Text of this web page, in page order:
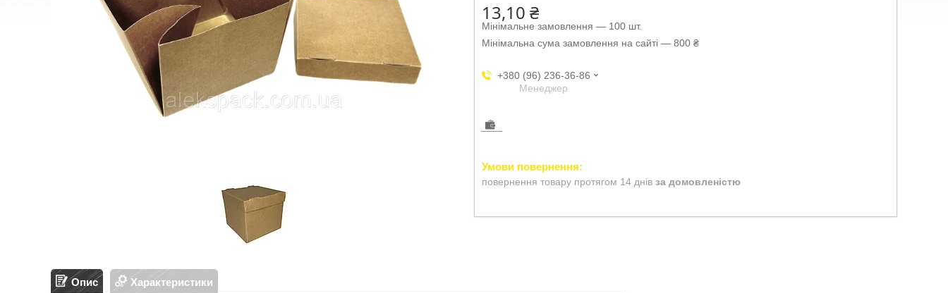
13,10 ₴
Мінімальне замовлення — 100 шт.
Мінімальна сума замовлення на сайті — 800 ₴
+380 (96) 236-36-86
Менеджер
повернення товару протягом 14 днів за домовленістю
Опис Характеристики